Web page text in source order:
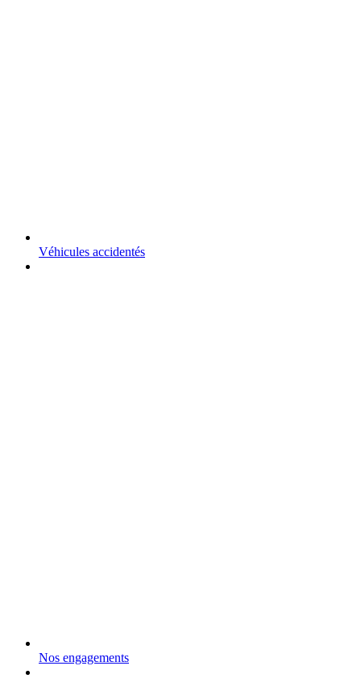
Véhicules accidentés
Nos engagements